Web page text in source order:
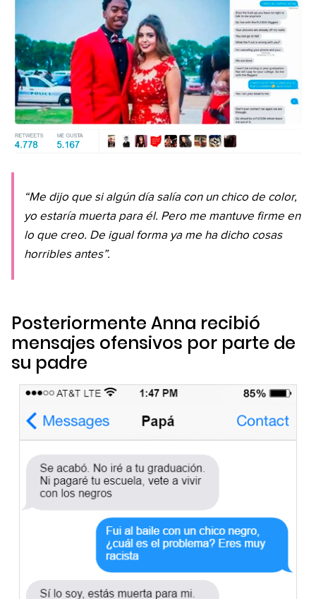
“Me dijo que si algún día salía con un chico de color,
yo estaría muerta para él. Pero me mantuve firme en
lo que creo. De igual forma ya me ha dicho cosas
horribles antes”.
Posteriormente Anna recibió
mensajes ofensivos por parte de
su padre